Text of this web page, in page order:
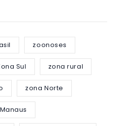
zoonoses
Sul zona rural
zona Norte